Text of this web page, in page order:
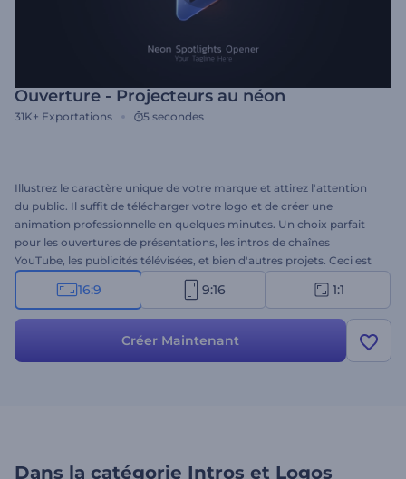
Ouverture - Projecteurs au néon
31K+ Exportations 5 secondes
Illustrez le caractère unique de votre marque et attirez l'attention
du public. Il suffit de télécharger votre logo et de créer une
animation professionnelle en quelques minutes. Un choix parfait
pour les ouvertures de présentations, les intros de chaînes
YouTube, les publicités télévisées, et bien d'autres projets. Ceci est
votre chance de devancer la concurrence avec un nom de marque
à la hauteur de l'unicité de son style. Faites-en l'essai dès
16:9 9:16 1:1
Créer Maintenant
Dans la catégorie Intros et Logos